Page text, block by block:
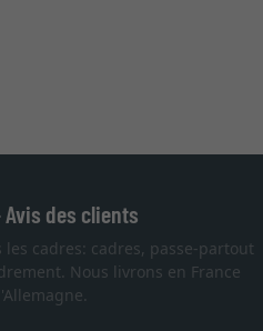
des clients
cadres: cadres, passe-partout
Nous livrons en France